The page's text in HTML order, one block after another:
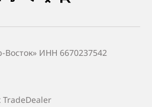
ИНН 6670237542
TradeDealer